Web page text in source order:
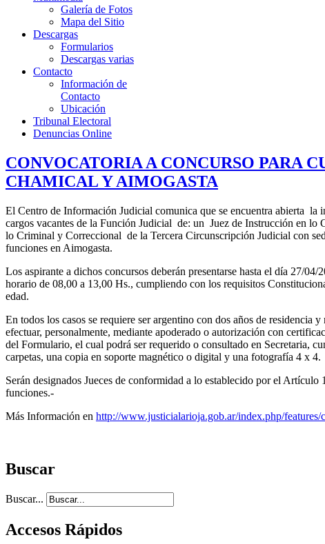
Galería de Fotos
Mapa del Sitio
Descargas
Formularios
Descargas varias
Contacto
Información de
Contacto
Ubicación
Tribunal Electoral
Denuncias Online
CONVOCATORIA A CONCURSO PARA
CHAMICAL Y AIMOGASTA
El Centro de Información Judicial comunica que se encuentra abierta
cargos vacantes de la Función Judicial de: un Juez de Instrucción en
lo Criminal y Correccional de la Tercera Circunscripción Judicial con
funciones en Aimogasta.
Los aspirante a dichos concursos deberán presentarse hasta el día 27/
horario de 08,00 a 13,00 Hs., cumpliendo con los requisitos
edad.
En todos los casos se requiere ser argentino con dos años de residencia
efectuar, personalmente, mediante apoderado o autorización con
del Formulario, el cual podrá ser requerido o consultado en Secretaria,
carpetas, una copia en soporte magnético o digital y una fotografía 4 x 4.
Serán designados Jueces de conformidad a lo establecido por el
funciones.-
Más Información en http://www.justicialarioja.gob.ar/index.php/features/
Buscar
Buscar...
Accesos Rápidos